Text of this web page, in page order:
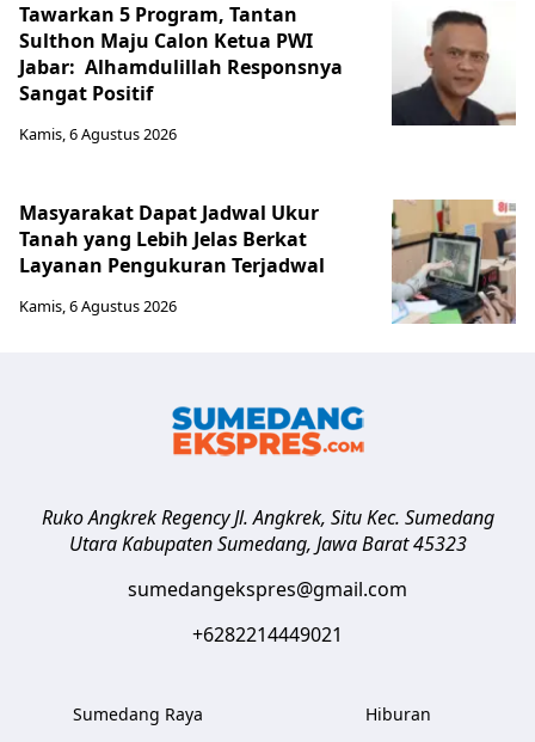
Tawarkan 5 Program, Tantan
Sulthon Maju Calon Ketua PWI
Jabar: Alhamdulillah Responsnya
Sangat Positif
Kamis, 6 Agustus 2026
Masyarakat Dapat Jadwal Ukur
Tanah yang Lebih Jelas Berkat
Layanan Pengukuran Terjadwal
Kamis, 6 Agustus 2026
Ruko Angkrek Regency Jl. Angkrek, Situ Kec. Sumedang
Utara Kabupaten Sumedang, Jawa Barat 45323
sumedangekspres@gmail.com
+6282214449021
Sumedang Raya
Hiburan